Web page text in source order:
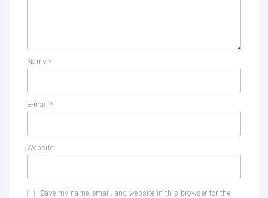
Name *
E-mail *
Website
Save my name, email, and website in this browser for the